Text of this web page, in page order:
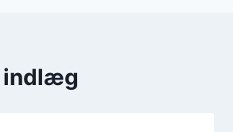
indlæg